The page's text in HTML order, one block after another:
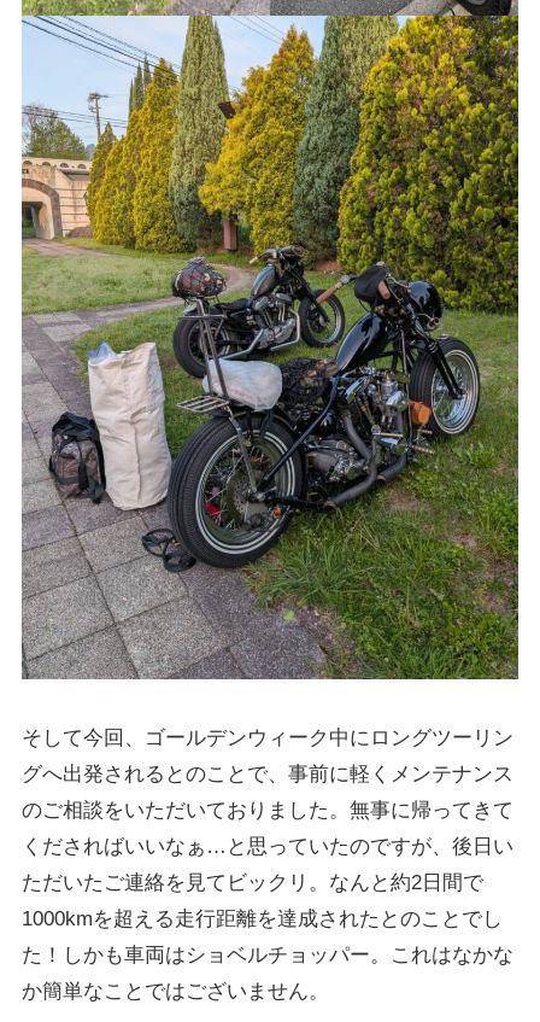
そして今回、ゴールデンウィーク中にロングツーリン
グへ出発されるとのことで、事前に軽くメンテナンス
のご相談をいただいておりました。無事に帰ってきて
くださればいいなぁ…と思っていたのですが、後日い
ただいたご連絡を見てビックリ。なんと約2日間で
1000kmを超える走行距離を達成されたとのことでし
た！しかも車両はショベルチョッパー。これはなかな
か簡単なことではございません。